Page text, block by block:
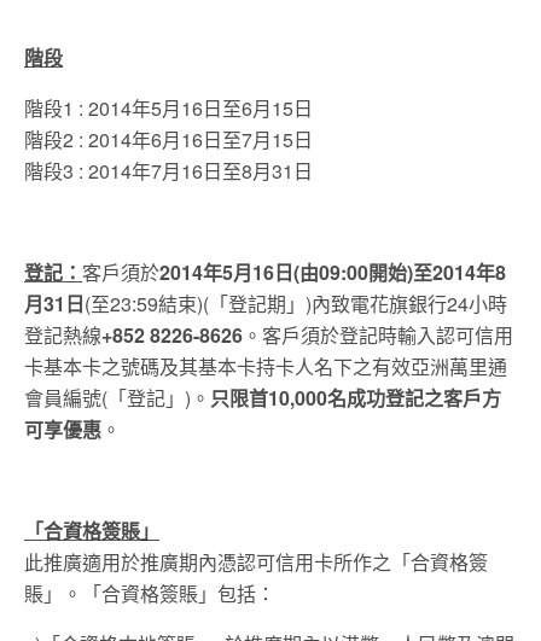
階段
階段1 : 2014年5月16日至6月15日
階段2 : 2014年6月16日至7月15日
階段3 : 2014年7月16日至8月31日
登記： 客戶須於2014年5月16日(由09:00開始)至2014年8
月31日(至23:59結束)(「登記期」)內致電花旗銀行24小時
登記熱線+852 8226-8626 。客戶須於登記時輸入認可信用
卡基本卡之號碼及其基本卡持卡人名下之有效亞洲萬里通
會員編號(「登記」)。 只限首10,000名成功登記之客戶方
可享優惠 。
「合資格簽賬」
此推廣適用於推廣期內憑認可信用卡所作之「合資格簽
賬」。「合資格簽賬」包括：